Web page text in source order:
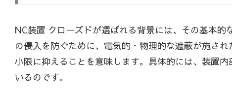
NC装置 クローズドが選ばれる背景には、その基本
の侵入を防ぐために、電気的・物理的な遮蔽が施さ
小限に抑えることを意味します。具体的には、装置
いるのです。